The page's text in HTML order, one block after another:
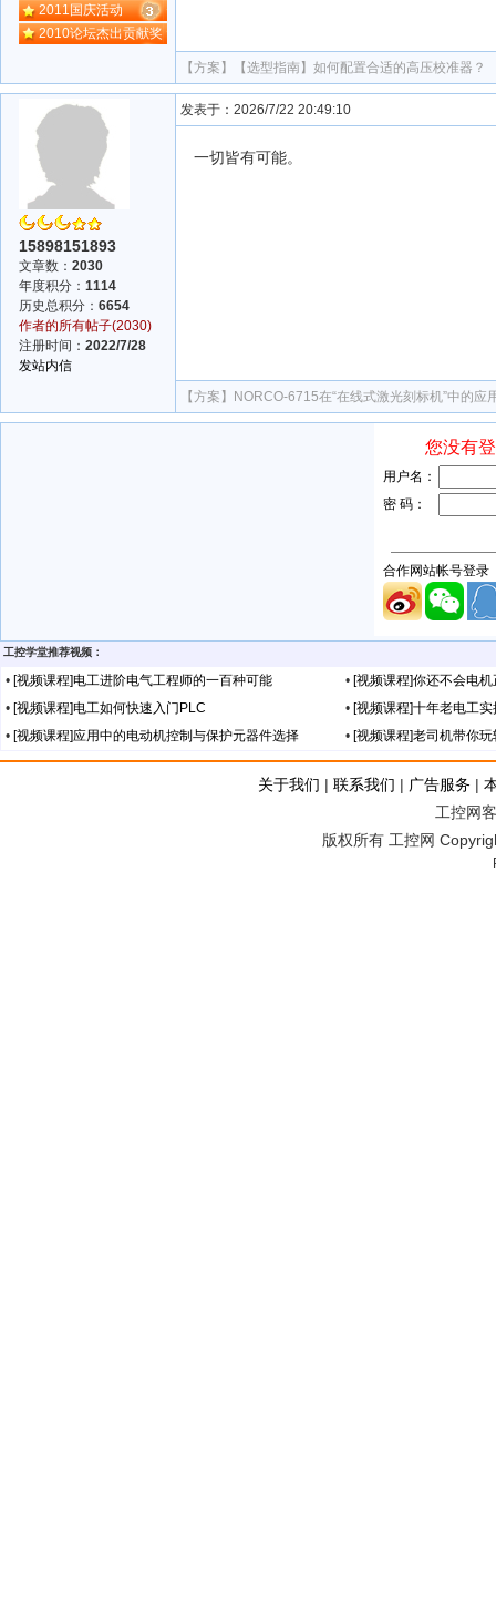
2011国庆活动
2010论坛杰出贡献奖
【方案】 【选型指南】如何配置合适的高压校准器？
15898151893
文章数： 2030
年度积分： 1114
历史总积分： 6654
作者的所有帖子(2030)
注册时间： 2022/7/28
发站内信
发表于：2026/7/22 20:49:10
一切皆有可能。
【方案】 NORCO-6715在“在线式激光刻标机”中的应
工控学堂推荐视频：
• [视频课程]电工进阶电气工程师的一百种可能 • [视频课程]你还不会电
• [视频课程]电工如何快速入门PLC • [视频课程]十年老电工
• [视频课程]应用中的电动机控制与保护元器件选择 • [视频课程]老司机带你
关于我们 | 联系我们 | 广告服务 |
工控网
版权所有 工控网